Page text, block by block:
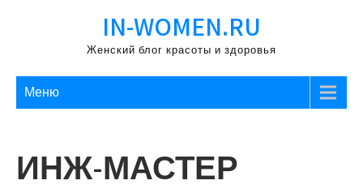
IN-WOMEN.RU
Женский блог красоты и здоровья
Меню
ИНЖ-МАСТЕР